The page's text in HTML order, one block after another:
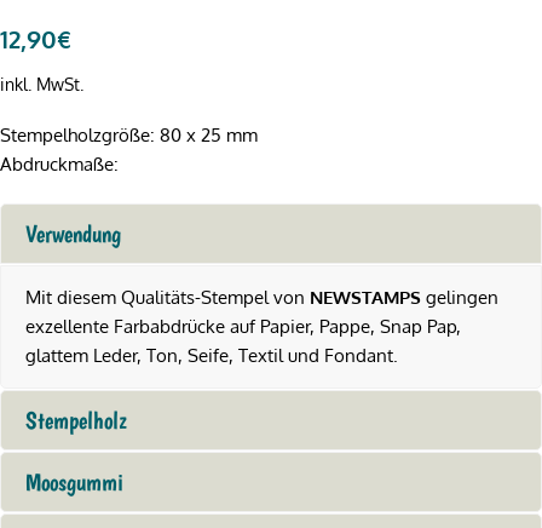
12,90€
inkl. MwSt.
Stempelholzgröße: 80 x 25 mm
Abdruckmaße:
Verwendung
Mit diesem Qualitäts-Stempel von NEWSTAMPS gelingen
exzellente Farbabdrücke auf Papier, Pappe, Snap Pap,
glattem Leder, Ton, Seife, Textil und Fondant.
Stempelholz
Moosgummi